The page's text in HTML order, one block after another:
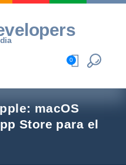
0
macOS
Store para el